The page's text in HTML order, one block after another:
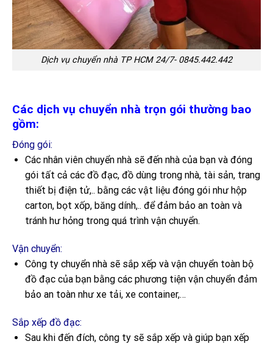
Dịch vụ chuyển nhà TP HCM 24/7- 0845.442.442
Các dịch vụ chuyển nhà trọn gói thường bao
gồm:
Đóng gói:
Các nhân viên chuyển nhà sẽ đến nhà của bạn và đóng
gói tất cả các đồ đạc, đồ dùng trong nhà, tài sản, trang
thiết bị điện tử,.. bằng các vật liệu đóng gói như hộp
carton, bọt xốp, băng dính,.. để đảm bảo an toàn và
tránh hư hỏng trong quá trình vận chuyển.
Vận chuyển:
Công ty chuyển nhà sẽ sắp xếp và vận chuyển toàn bộ
đồ đạc của bạn bằng các phương tiện vận chuyển đảm
bảo an toàn như xe tải, xe container,…
Sắp xếp đồ đạc:
Sau khi đến đích, công ty sẽ sắp xếp và giúp bạn xếp